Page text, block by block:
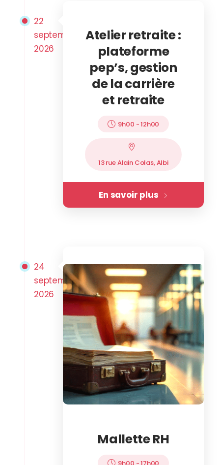
22
septembre
2026
Atelier retraite :
plateforme
pep’s, gestion
de la carrière
et retraite
9h00 -12h00
13 rue Alain Colas, Albi
En savoir plus
24
septembre
2026
Mallette RH